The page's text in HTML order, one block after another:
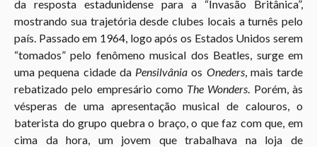
da resposta estadunidense para a “Invasão Britânica”,
mostrando sua trajetória desde clubes locais a turnês pelo
país. Passado em 1964, logo após os Estados Unidos serem
“tomados” pelo fenômeno musical dos Beatles, surge em
uma pequena cidade da Pensilvânia os Oneders, mais tarde
rebatizado pelo empresário como The Wonders . Porém, às
vésperas de uma apresentação musical de calouros, o
baterista do grupo quebra o braço, o que faz com que, em
cima da hora, um jovem que trabalhava na loja de